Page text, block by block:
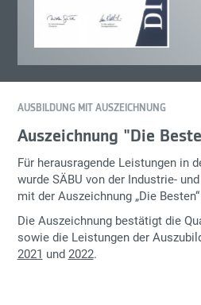
AUSBILDUNG MIT AUSZEICHNUNG
Auszeichnung "Die
Für herausragende Leistungen in
wurde SÄBU von der Industrie-
mit der Auszeichnung „Die
Die Auszeichnung bestätigt die
sowie die Leistungen der
2021 und 2022.